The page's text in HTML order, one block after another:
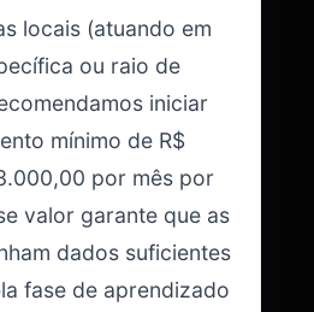
locais (atuando em
ou raio de
iniciar
mínimo de R$
por mês por
valor garante que as
dados suficientes
fase de aprendizado